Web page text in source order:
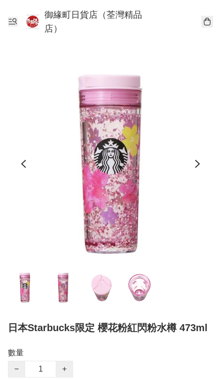
御緣町日貨店（荃灣精品
店）
日本Starbucks限定 櫻花粉紅閃粉水樽 473ml
數量
−
+